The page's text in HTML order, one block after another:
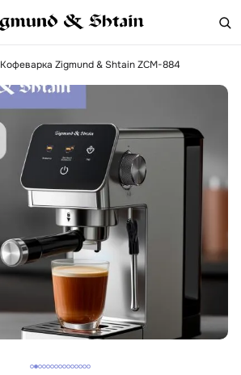
Кофеварка Zigmund & Shtain ZCM-884